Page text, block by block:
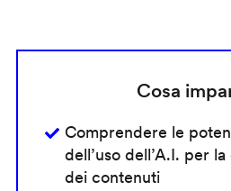
Cosa
Comprendere le
dell’uso dell’A.I. per
dei contenuti